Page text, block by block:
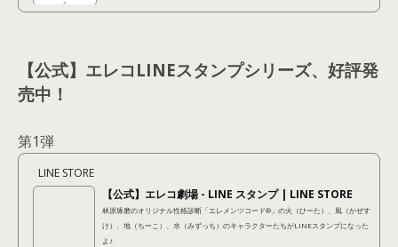
【公式】エレコLINEスタンプシリーズ、好評発
売中！
第1弾
LINE STORE
【公式】エレコ劇場 - LINE スタンプ | LINE STORE
林原琢磨のオリジナル性格診断「エレメンツコード®︎」の火（ひーた）、風（かぜす
け）、地（ちーこ）、水（みずっち）のキャラクターたちがLINEスタンプになった
よ♪